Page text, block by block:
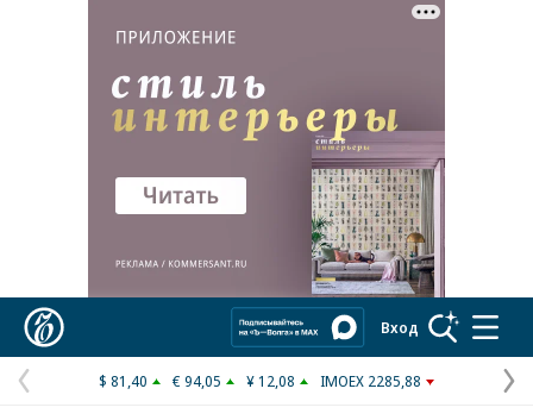
Реклама в «Ъ» www.kommersant.ru/ad
Вход
Предыдущая
$ 81,40 € 94,05 ¥ 12,08 IMOEX 2285,88